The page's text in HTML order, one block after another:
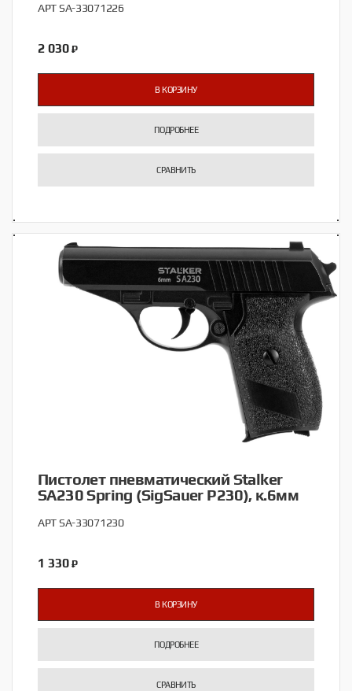
АРТ SA-33071226
2 030 ₽
В КОРЗИНУ
ПОДРОБНЕЕ
СРАВНИТЬ
Пистолет пневматический Stalker
SA230 Spring (SigSauer P230), к.6мм
АРТ SA-33071230
1 330 ₽
В КОРЗИНУ
ПОДРОБНЕЕ
СРАВНИТЬ